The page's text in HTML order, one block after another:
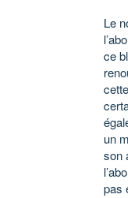
Le
ce
un
son
pas